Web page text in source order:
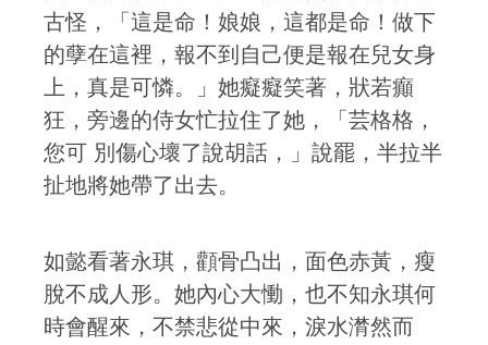
古怪，「這是命！娘娘，這都是命！做下
的孽在這裡，報不到自己便是報在兒女身
上，真是可憐。」她癡癡笑著，狀若癲
狂，旁邊的侍女忙拉住了她，「芸格格，
您可 別傷心壞了說胡話，」說罷，半拉半
扯地將她帶了出去。
如懿看著永琪，顴骨凸出，面色赤黃，瘦
脫不成人形。她內心大慟，也不知永琪何
時會醒來，不禁悲從中來，淚水潸然而